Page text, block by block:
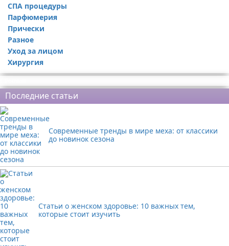
СПА процедуры
Парфюмерия
Прически
Разное
Уход за лицом
Хирургия
Последние статьи
Современные тренды в мире меха: от классики
до новинок сезона
Статьи о женском здоровье: 10 важных тем,
которые стоит изучить